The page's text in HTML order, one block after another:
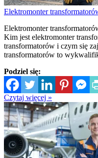
Elektromonter
Elektromonter
Kim jest elektromonter
transformatorów i czym się
transformatorów to
Podziel się:
Czytaj więcej »